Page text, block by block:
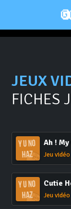
JEUX
FICHES
Ah !
Jeu
Cutie
Jeu